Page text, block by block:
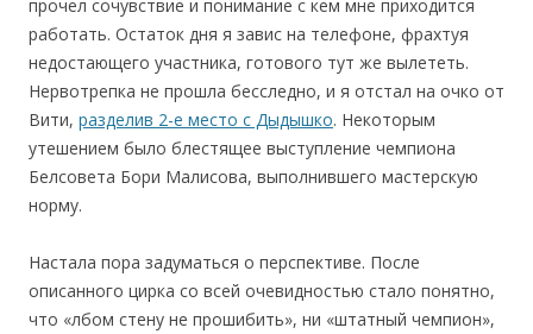
прочел сочувствие и понимание с кем мне приходится
работать. Остаток дня я завис на телефоне, фрахтуя
недостающего участника, готового тут же вылететь.
Нервотрепка не прошла бесследно, и я отстал на очко от
Вити, разделив 2-е место с Дыдышко. Некоторым
утешением было блестящее выступление чемпиона
Белсовета Бори Малисова, выполнившего мастерскую
норму.
Настала пора задуматься о перспективе. После
описанного цирка со всей очевидностью стало понятно,
что «лбом стену не прошибить», ни «штатный чемпион»,